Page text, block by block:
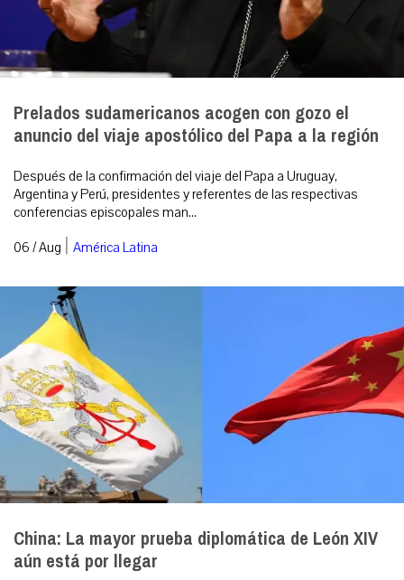
Prelados sudamericanos acogen con gozo el
anuncio del viaje apostólico del Papa a la región
Después de la confirmación del viaje del Papa a Uruguay,
Argentina y Perú, presidentes y referentes de las respectivas
conferencias episcopales man...
06 / Aug | América Latina
China: La mayor prueba diplomática de León XIV
aún está por llegar